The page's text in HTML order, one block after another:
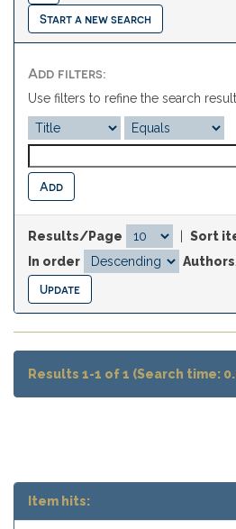
Start a new search
Add filters:
Use filters to refine the search
Results/Page
Sort
In order
Results 1-1 of 1 (Search time:
Item hits: